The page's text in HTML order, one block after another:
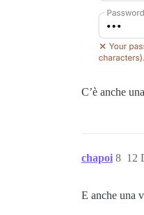
C’è anche
chapoi 12
8
E anche una